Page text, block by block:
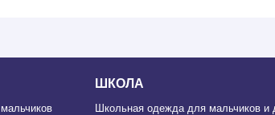
ШКОЛА
Школьная одежда для мальчиков и